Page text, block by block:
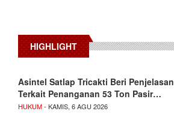
HIGHLIGHT
Asintel Satlap Tricakti Beri Penjelasan
Terkait Penanganan 53 Ton Pasir…
HUKUM- KAMIS, 6 AGU 2026